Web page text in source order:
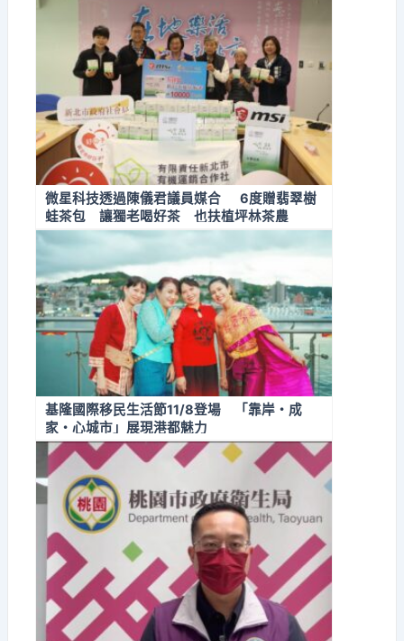
微星科技透過陳儀君議員媒合 6度贈翡翠樹
蛙茶包 讓獨老喝好茶 也扶植坪林茶農
基隆國際移民生活節11/8登場 「靠岸・成
家・心城市」展現港都魅力